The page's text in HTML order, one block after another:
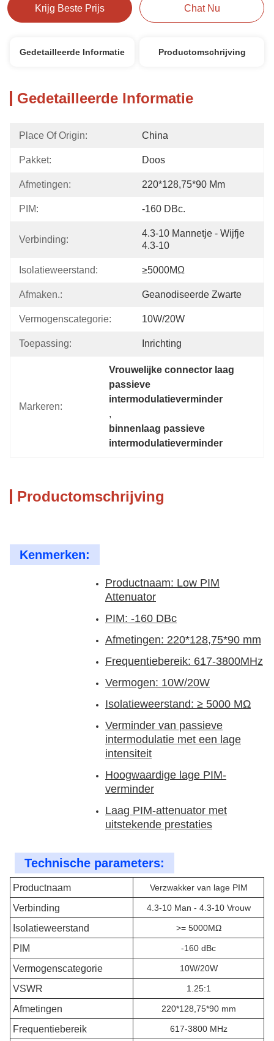
Krijg Beste Prijs Chat Nu
Gedetailleerde Informatie Productomschrijving
Gedetailleerde Informatie
Place Of Origin: China
Pakket: Doos
Afmetingen: 220*128,75*90 Mm
PIM: -160 DBc.
Verbinding:
4.3-10 Mannetje - Wijfje
4.3-10
Isolatieweerstand: ≥5000MΩ
Afmaken.: Geanodiseerde Zwarte
Vermogenscategorie: 10W/20W
Toepassing: Inrichting
Markeren:
Vrouwelijke connector laag
passieve
intermodulatieverminder
,
binnenlaag passieve
intermodulatieverminder
Productomschrijving
Kenmerken:
Productnaam: Low PIM
Attenuator
PIM: -160 DBc
Afmetingen: 220*128,75*90 mm
Frequentiebereik: 617-3800MHz
Vermogen: 10W/20W
Isolatieweerstand: ≥ 5000 MΩ
Verminder van passieve
intermodulatie met een lage
intensiteit
Hoogwaardige lage PIM-
verminder
Laag PIM-attenuator met
uitstekende prestaties
Technische parameters:
Productnaam Verzwakker van lage PIM
Verbinding 4.3-10 Man - 4.3-10 Vrouw
Isolatieweerstand >= 5000MΩ
PIM -160 dBc
Vermogenscategorie 10W/20W
VSWR 1.25:1
Afmetingen 220*128,75*90 mm
Frequentiebereik 617-3800 MHz